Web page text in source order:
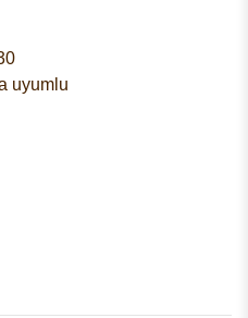
uyumlu